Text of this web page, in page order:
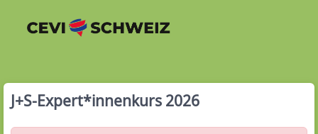
J+S-Expert*innenkurs 2026